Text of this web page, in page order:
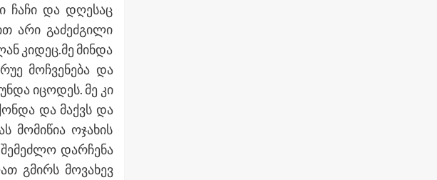
ჩაჩი და დღესაც
არი გაძეძგილი
კიდეც.მე მინდა
მოჩვენება და
იცოდეს. მე კი
და მაქვს და
მომიწია ოჯახის
შემეძლო დარჩენა
გმირს მოვახევ